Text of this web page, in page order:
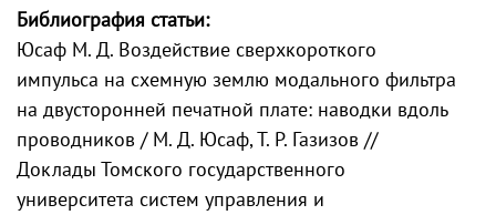
Библиография статьи:
Юсаф М. Д. Воздействие сверхкороткого
импульса на схемную землю модального фильтра
на двусторонней печатной плате: наводки вдоль
проводников / М. Д. Юсаф, Т. Р. Газизов //
Доклады Томского государственного
университета систем управления и